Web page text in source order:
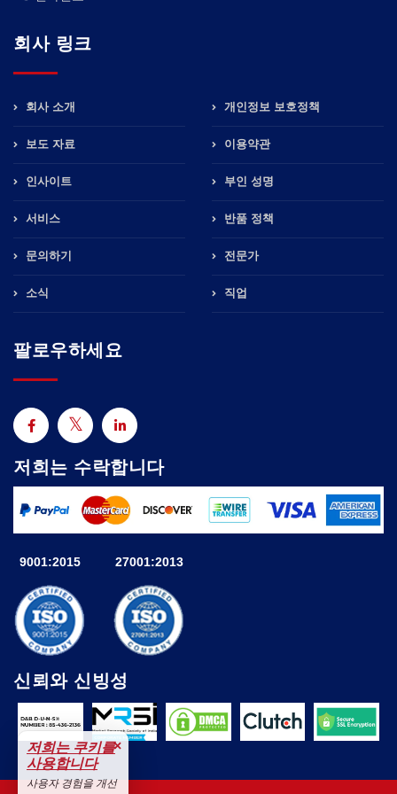
회사 링크
회사 소개
보도 자료
인사이트
서비스
문의하기
소식
개인정보 보호정책
이용약관
부인 성명
반품 정책
전문가
직업
팔로우하세요
저희는 수락합니다
9001:2015 27001:2013
신뢰와 신빙성
저희는 쿠키를
사용합니다
×
사용자 경험을 개선